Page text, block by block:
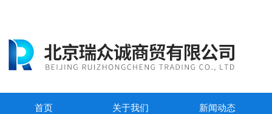
首页 关于我们 新闻动态